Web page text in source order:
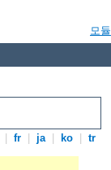
모듈
fr ja ko tr